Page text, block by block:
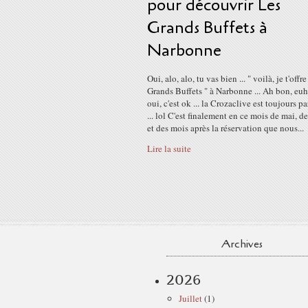
pour découvrir Les
Grands Buffets à
Narbonne
Oui, alo, alo, tu vas bien ... " voilà, je
Grands Buffets " à Narbonne ... Ah bon,
oui, c'est ok ... la Crozaclive est toujours
... lol C'est finalement en ce mois de mai,
et des mois après la réservation que nous...
Lire la suite
Archives
2026
Juillet(1)